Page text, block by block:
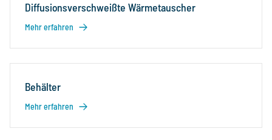
Diffusionsverschweißte Wärmetauscher
Mehr erfahren
Behälter
Mehr erfahren